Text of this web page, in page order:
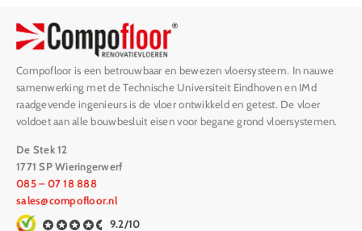
Compofloor is een betrouwbaar en bewezen vloersysteem. In nauwe
samenwerking met de Technische Universiteit Eindhoven en IMd
raadgevende ingenieurs is de vloer ontwikkeld en getest. De vloer
voldoet aan alle bouwbesluit eisen voor begane grond vloersystemen.
De Stek 12
1771 SP Wieringerwerf
085 – 07 18 888
sales@compofloor.nl
9.2/10